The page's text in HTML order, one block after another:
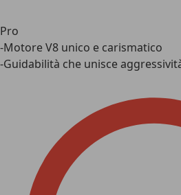
Pro
-Motore V8 unico e carismatico
-Guidabilità che unisce